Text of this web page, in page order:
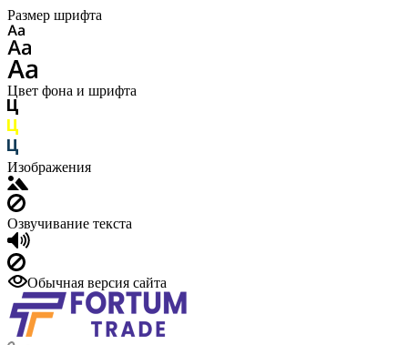
Размер шрифта
Цвет фона и шрифта
Изображения
Озвучивание текста
Обычная версия сайта